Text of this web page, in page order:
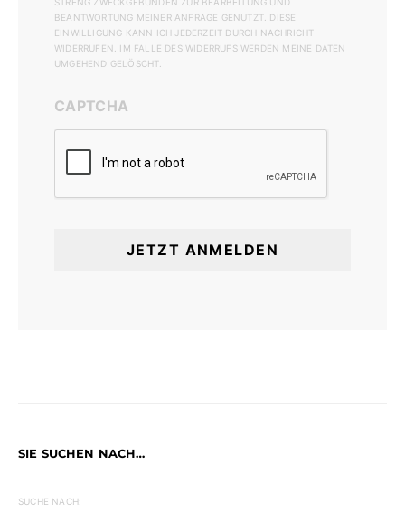
BEANTWORTUNG MEINER ANFRAGE GENUTZT. DIESE
EINWILLIGUNG KANN ICH JEDERZEIT DURCH NACHRICHT
WIDERRUFEN. IM FALLE DES WIDERRUFS WERDEN MEINE DATEN
UMGEHEND GELÖSCHT.
CAPTCHA
SIE SUCHEN NACH…
SUCHE NACH: